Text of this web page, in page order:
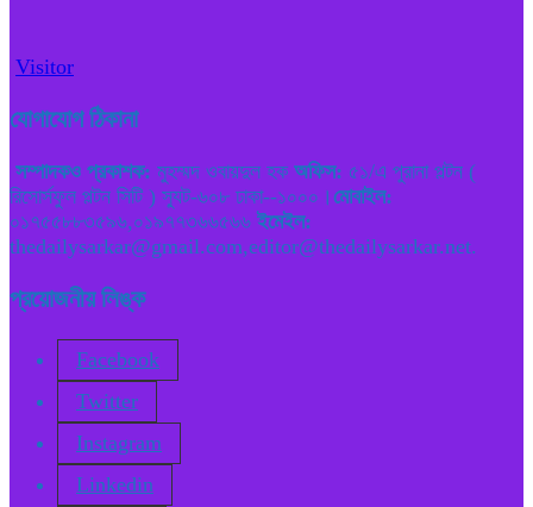
Visitor
যোগাযোগ ঠিকানা
সম্পাদকও প্রকাশক: মুহম্মদ ওবায়দুল হক অফিস: ৫১/এ পুরানা পল্টন (
রিসোর্সফুল পল্টন সিটি ) স্যুট-৬০৮ ঢাকা--১০০০। মোবাইল:
০১৭৫৫৮৮৩৫৯৬,০১৯৭৭৩৬৬৫৬৬ ইমেইল:
thedailysarkar@gmail.com,editor@thedailysarkar.net.
প্রয়োজনীয় লিঙ্ক
Facebook
Twitter
Instagram
Linkedin